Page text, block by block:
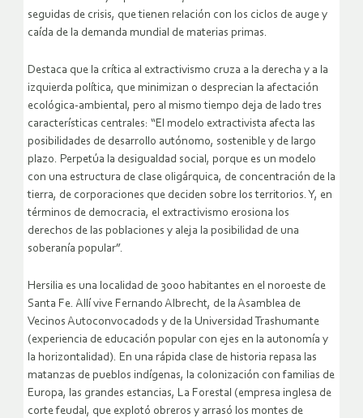
seguidas de crisis, que tienen relación con los ciclos de auge y
caída de la demanda mundial de materias primas.
Destaca que la crítica al extractivismo cruza a la derecha y a la
izquierda política, que minimizan o desprecian la afectación
ecológica-ambiental, pero al mismo tiempo deja de lado tres
características centrales: “El modelo extractivista afecta las
posibilidades de desarrollo autónomo, sostenible y de largo
plazo. Perpetúa la desigualdad social, porque es un modelo
con una estructura de clase oligárquica, de concentración de la
tierra, de corporaciones que deciden sobre los territorios. Y, en
términos de democracia, el extractivismo erosiona los
derechos de las poblaciones y aleja la posibilidad de una
soberanía popular”.
Hersilia es una localidad de 3000 habitantes en el noroeste de
Santa Fe. Allí vive Fernando Albrecht, de la Asamblea de
Vecinos Autoconvocadods y de la Universidad Trashumante
(experiencia de educación popular con ejes en la autonomía y
la horizontalidad). En una rápida clase de historia repasa las
matanzas de pueblos indígenas, la colonización con familias de
Europa, las grandes estancias, La Forestal (empresa inglesa de
corte feudal, que explotó obreros y arrasó los montes de